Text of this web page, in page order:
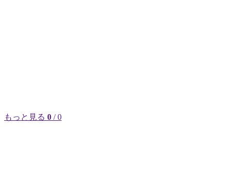
もっと見る 0 / 0